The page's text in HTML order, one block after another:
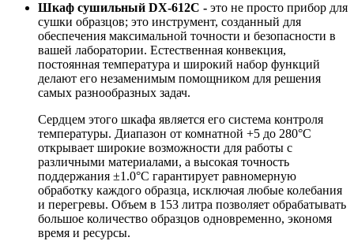
Шкаф сушильный DX-612C - это не просто прибор для
сушки образцов; это инструмент, созданный для
обеспечения максимальной точности и безопасности в
вашей лаборатории. Естественная конвекция,
постоянная температура и широкий набор функций
делают его незаменимым помощником для решения
самых разнообразных задач.
Сердцем этого шкафа является его система контроля
температуры. Диапазон от комнатной +5 до 280°С
открывает широкие возможности для работы с
различными материалами, а высокая точность
поддержания ±1.0°С гарантирует равномерную
обработку каждого образца, исключая любые колебания
и перегревы. Объем в 153 литра позволяет обрабатывать
большое количество образцов одновременно, экономя
время и ресурсы.